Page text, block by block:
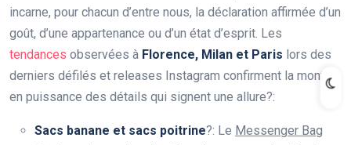
incarne, pour chacun d’entre nous, la déclaration affirmée d’un
goût, d’une appartenance ou d’un état d’esprit. Les
tendances observées à Florence, Milan et Paris lors des
derniers défilés et releases Instagram confirment la montée
en puissance des détails qui signent une allure?:
Sacs banane et sacs poitrine?: Le Messenger Bag